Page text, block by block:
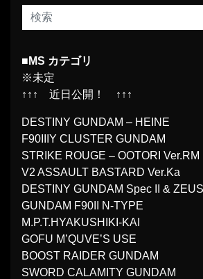
■MS カテゴリ
※未定
↑↑↑ 近日公開！ ↑↑↑
DESTINY GUNDAM – HEINE
F90IIIY CLUSTER GUNDAM
STRIKE ROUGE – OOTORI Ver.RM
V2 ASSAULT BASTARD Ver.Ka
DESTINY GUNDAM Spec II &
GUNDAM F90II N-TYPE
M.P.T.HYAKUSHIKI-KAI
GOFU M’QUVE’S USE
BOOST RAIDER GUNDAM
SWORD CALAMITY GUNDAM